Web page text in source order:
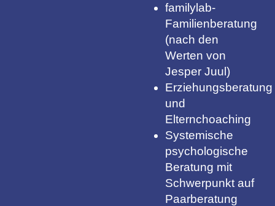
familylab-
Familienberatung
(nach den
Werten von
Jesper Juul)
Erziehungsberatung
und
Elternchoaching
Systemische
psychologische
Beratung mit
Schwerpunkt auf
Paarberatung